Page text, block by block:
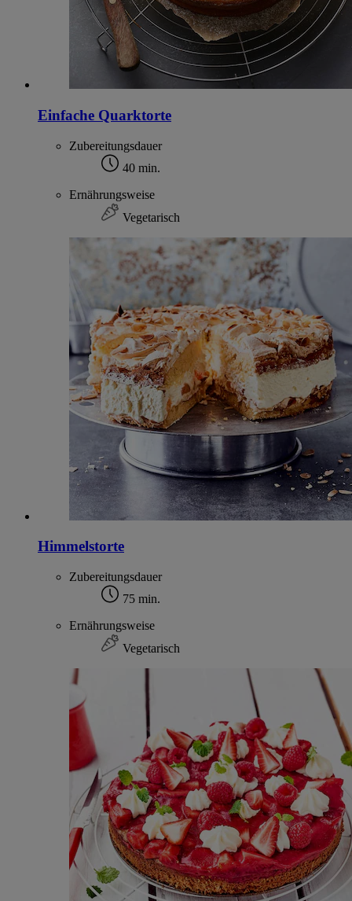
Einfache Quarktorte
Zubereitungsdauer
40 min.
Ernährungsweise
Vegetarisch
Himmelstorte
Zubereitungsdauer
75 min.
Ernährungsweise
Vegetarisch